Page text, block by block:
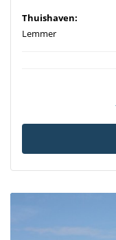
Thuishaven:
Lemmer